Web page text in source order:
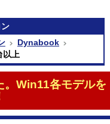
Dynabook
上
。Win11各モデルを